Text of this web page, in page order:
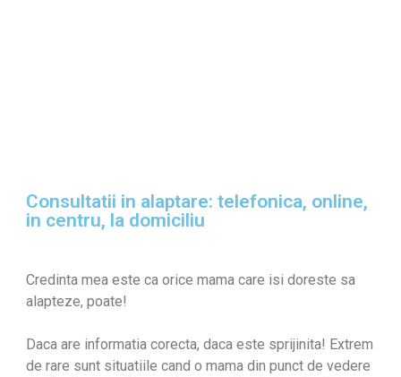
Consultatii in alaptare: telefonica, online,
in centru, la domiciliu
Credinta mea este ca orice mama care isi doreste sa
alapteze, poate!
Daca are informatia corecta, daca este sprijinita! Extrem
de rare sunt situatiile cand o mama din punct de vedere